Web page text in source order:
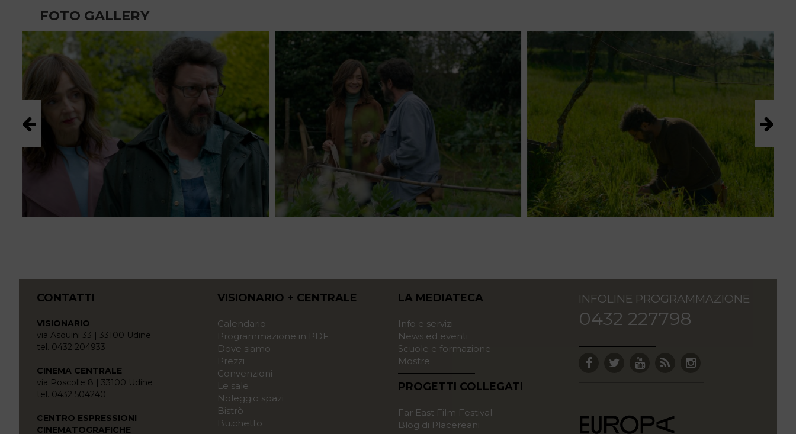
FOTO GALLERY
CONTATTI
VISIONARIO
via Asquini 33 | 33100 Udine
tel. 0432 204933
CINEMA CENTRALE
via Poscolle 8 | 33100 Udine
tel. 0432 504240
CENTRO ESPRESSIONI
CINEMATOGRAFICHE
VISIONARIO + CENTRALE
Calendario
Programmazione in PDF
Dove siamo
Prezzi
Convenzioni
Le sale
Noleggio spazi
Bistrò
Bu.chetto
LA MEDIATECA
Info e servizi
News ed eventi
Scuole e formazione
Mostre
PROGETTI COLLEGATI
Far East Film Festival
Blog di Placereani
INFOLINE PROGRAMMAZIONE
0432 227798